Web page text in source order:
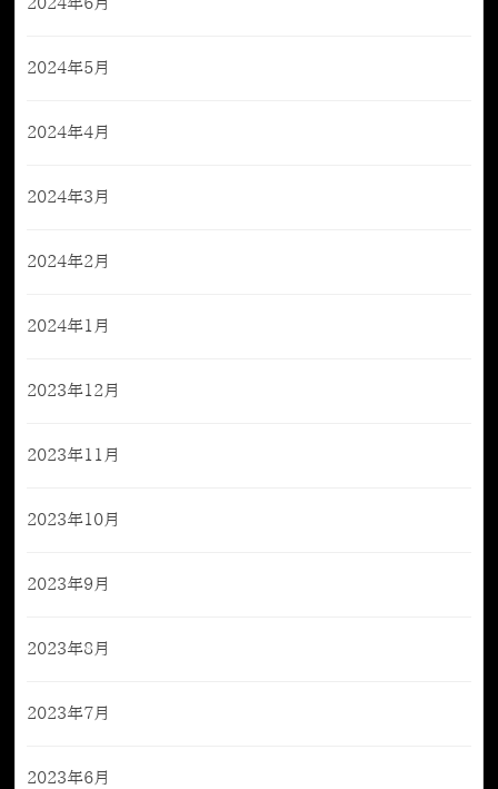
2024年5月
2024年4月
2024年3月
2024年2月
2024年1月
2023年12月
2023年11月
2023年10月
2023年9月
2023年8月
2023年7月
2023年6月